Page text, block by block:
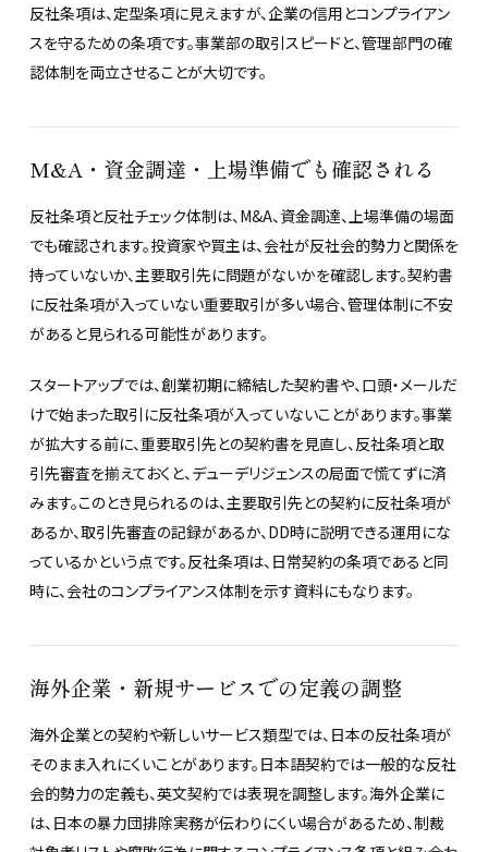
反社条項は、定型条項に見えますが、企業の信用とコンプライアン
スを守るための条項です。事業部の取引スピードと、管理部門の確
認体制を両立させることが大切です。
M&A・資金調達・上場準備でも確認される
反社条項と反社チェック体制は、M&A、資金調達、上場準備の場面
でも確認されます。投資家や買主は、会社が反社会的勢力と関係を
持っていないか、主要取引先に問題がないかを確認します。契約書
に反社条項が入っていない重要取引が多い場合、管理体制に不安
があると見られる可能性があります。
スタートアップでは、創業初期に締結した契約書や、口頭・メールだ
けで始まった取引に反社条項が入っていないことがあります。事業
が拡大する前に、重要取引先との契約書を見直し、反社条項と取
引先審査を揃えておくと、デューデリジェンスの局面で慌てずに済
みます。このとき見られるのは、主要取引先との契約に反社条項が
あるか、取引先審査の記録があるか、DD時に説明できる運用にな
っているかという点です。反社条項は、日常契約の条項であると同
時に、会社のコンプライアンス体制を示す資料にもなります。
海外企業・新規サービスでの定義の調整
海外企業との契約や新しいサービス類型では、日本の反社条項が
そのまま入れにくいことがあります。日本語契約では一般的な反社
会的勢力の定義も、英文契約では表現を調整します。海外企業に
は、日本の暴力団排除実務が伝わりにくい場合があるため、制裁